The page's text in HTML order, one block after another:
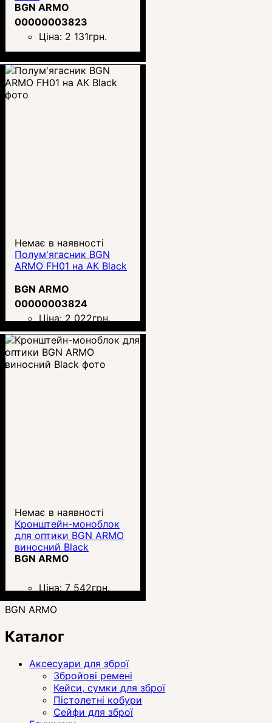
BGN ARMO
00000003823
Ціна: 2 131грн.
Немає в наявності
Полум'ягасник BGN
ARMO FH01 на АК Black
BGN ARMO
00000003824
Ціна: 2 022грн.
Немає в наявності
Кронштейн-моноблок
для оптики BGN ARMO
виносний Black
BGN ARMO
Ціна: 7 542грн.
BGN ARMO
Каталог
Аксесуари для зброї
Збройові ремені
Кейси, сумки для зброї
Пістолетні кобури
Сейфи для зброї